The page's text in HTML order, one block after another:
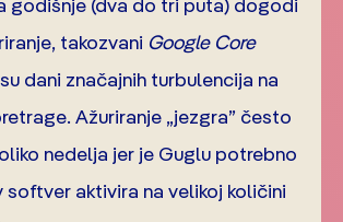
takozvani Google Core
dani značajnih turbulencija na
Ažuriranje „jezgra” često
nedelja jer je Guglu potrebno
softver aktivira na velikoj količini